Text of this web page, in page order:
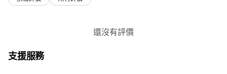
還沒有評價
支援服務